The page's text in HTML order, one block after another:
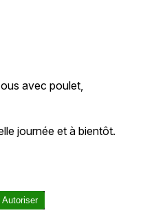
avec poulet,
journée et à bientôt.
Autoriser